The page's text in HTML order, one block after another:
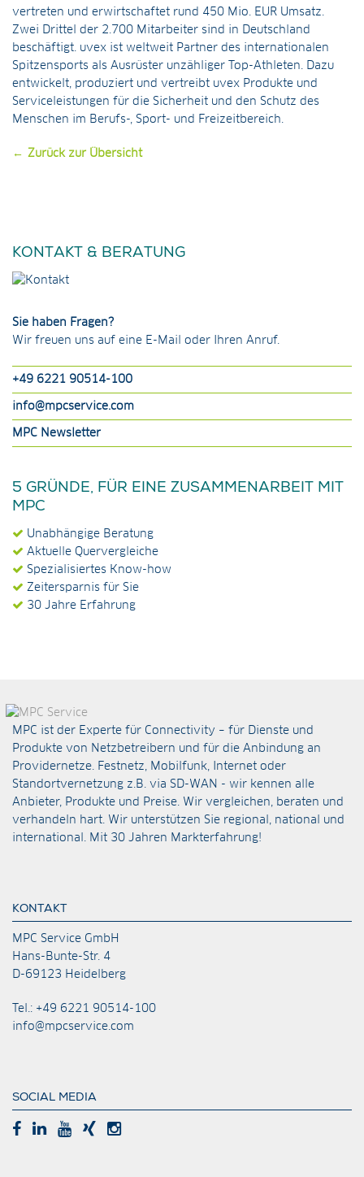
vertreten und erwirtschaftet rund 450 Mio. EUR Umsatz.
Zwei Drittel der 2.700 Mitarbeiter sind in Deutschland
beschäftigt. uvex ist weltweit Partner des internationalen
Spitzensports als Ausrüster unzähliger Top-Athleten. Dazu
entwickelt, produziert und vertreibt uvex Produkte und
Serviceleistungen für die Sicherheit und den Schutz des
Menschen im Berufs-, Sport- und Freizeitbereich.
Zurück zur Übersicht
KONTAKT & BERATUNG
Sie haben Fragen?
Wir freuen uns auf eine E-Mail oder Ihren Anruf.
+49 6221 90514-100
info@mpcservice.com
MPC Newsletter
5 GRÜNDE, FÜR EINE ZUSAMMENARBEIT MIT
MPC
Unabhängige Beratung
Aktuelle Quervergleiche
Spezialisiertes Know-how
Zeitersparnis für Sie
30 Jahre Erfahrung
MPC ist der Experte für Connectivity – für Dienste und
Produkte von Netzbetreibern und für die Anbindung an
Providernetze. Festnetz, Mobilfunk, Internet oder
Standortvernetzung z.B. via SD-WAN - wir kennen alle
Anbieter, Produkte und Preise. Wir vergleichen, beraten und
verhandeln hart. Wir unterstützen Sie regional, national und
international. Mit 30 Jahren Markterfahrung!
KONTAKT
MPC Service GmbH
Hans-Bunte-Str. 4
D-69123 Heidelberg
Tel.: +49 6221 90514-100
info@mpcservice.com
SOCIAL MEDIA